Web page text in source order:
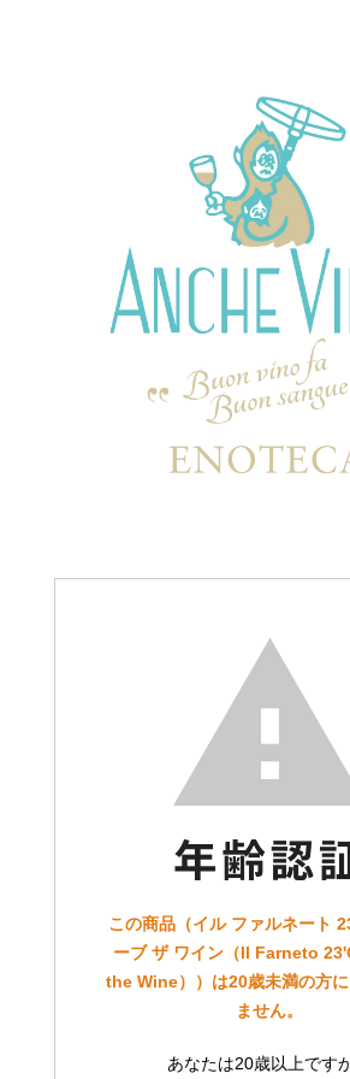
この商品（イル ファルネート
ーブ ザ ワイン（Il Farneto
the Wine））は20歳未満の方
ません。
あなたは20歳以上です